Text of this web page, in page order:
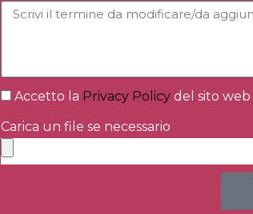
Accetto la Privacy Policy del sito web
Carica un file se necessario